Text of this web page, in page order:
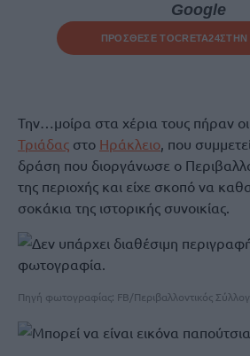
Google
ΠΡΟΣΘΕΣΕ ΤΟCRETA24ΣΤΗΝ
Την…μοίρα στα χέρια τους πήραν οι
Τριάδας στο Ηράκλειο, που
δράση που διοργάνωσε ο
της περιοχής και είχε σκοπό να
σοκάκια της ιστορικής συνοικίας.
Πηγή φωτογραφίας: FB/Περιβαλλοντικός